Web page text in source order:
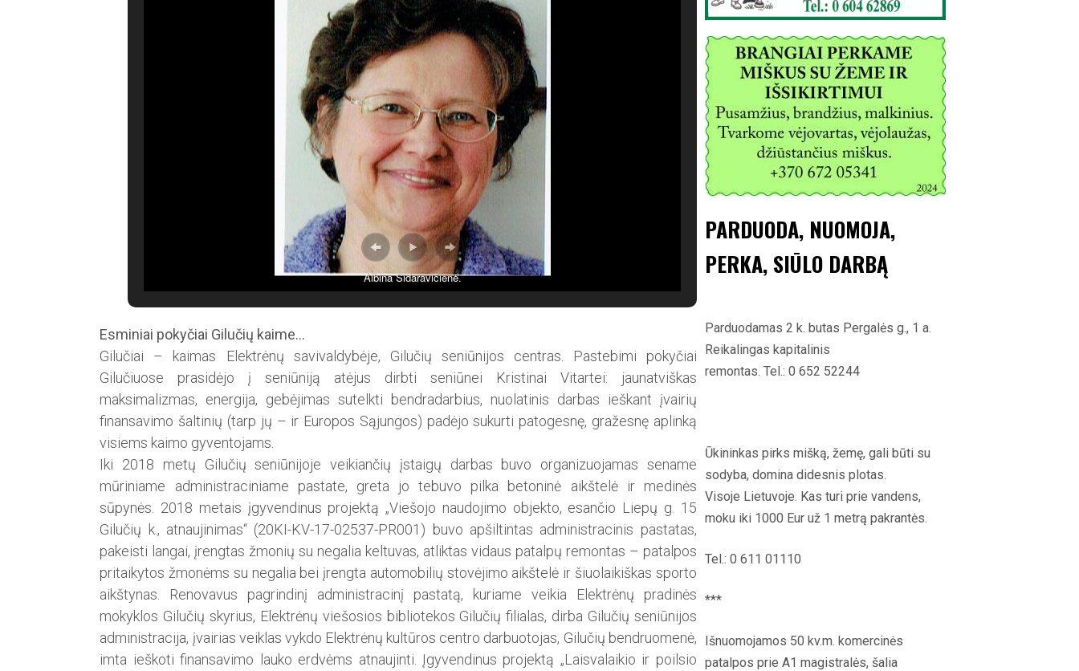
Albina Sidaravičienė.
Esminiai pokyčiai Gilučių kaime…
Gilučiai – kaimas Elektrėnų sa­vivaldybėje, Gilučių seniūnijos centras. Pastebimi pokyčiai
Gilučiuose prasidėjo į seniūniją atėjus dirbti seniūnei Kristinai Vitartei: jaunatviškas
maksimalizmas, energija, gebėjimas sutelkti bendradarbius, nuolatinis darbas ieškant įvairių
finansavimo šaltinių (tarp jų – ir Europos Sąjungos) padėjo sukurti patogesnę, gražesnę aplinką
visiems kaimo gyventojams.
Iki 2018 metų Gilučių seniūnijoje veikiančių įstaigų darbas buvo organizuojamas sename
mūriniame administraciniame pastate, greta jo tebuvo pilka betoninė aikštelė ir medinės
sūpynės. 2018 metais įgyvendinus projektą „Viešojo naudojimo objekto, esančio Liepų g. 15
Gilučių k., atnaujinimas“ (20KI-KV-17-02537-PR001) buvo apšiltintas administracinis pastatas,
pakeisti langai, įrengtas žmonių su negalia keltuvas, atliktas vidaus patalpų remontas – patalpos
pritaikytos žmonėms su negalia bei įrengta automobilių stovėjimo aikštelė ir šiuolaikiškas sporto
aikštynas. Renovavus pagrindinį administracinį pastatą, kuriame veikia Elektrėnų pradinės
mokyklos Gilučių skyrius, Elektrėnų viešosios bibliotekos Gilučių filialas, dirba Gilučių seniūnijos
administracija, įvairias veiklas vykdo Elektrėnų kultūros centro darbuotojas, Gilučių bendruomenė,
imta ieškoti finansavimo lauko erdvėms atnaujinti. Įgy­vendinus projektą „Laisvalaikio ir poilsio
PARDUODA, NUOMOJA,
PERKA, SIŪLO DARBĄ
Parduodamas 2 k. butas Pergalės g., 1 a.
Reikalingas kapitalinis
remontas. Tel.: 0 652 52244
Ūkininkas pirks mišką, žemę, gali būti su
sodyba, domina didesnis plotas.
Visoje Lietuvoje. Kas turi prie vandens,
moku iki 1000 Eur už 1 metrą pakrantės.
Tel.: 0 611 01110
***
Išnuomojamos 50 kv.m. komercinės
patalpos prie A1 magistralės, šalia